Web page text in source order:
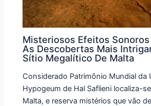
Misteriosos Efeitos Sonoros
As Descobertas Mais
Sítio Megalítico De Malta
Considerado Patrimônio Mundial da
Hypogeum de Hal Saflieni localiza-
Malta, e reserva mistérios que vão